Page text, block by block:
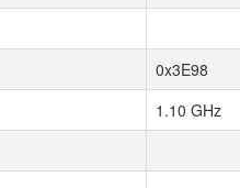
0x3E98
1.10 GHz